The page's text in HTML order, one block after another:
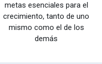
metas esenciales para el
crecimiento, tanto de uno
mismo como el de los
demás